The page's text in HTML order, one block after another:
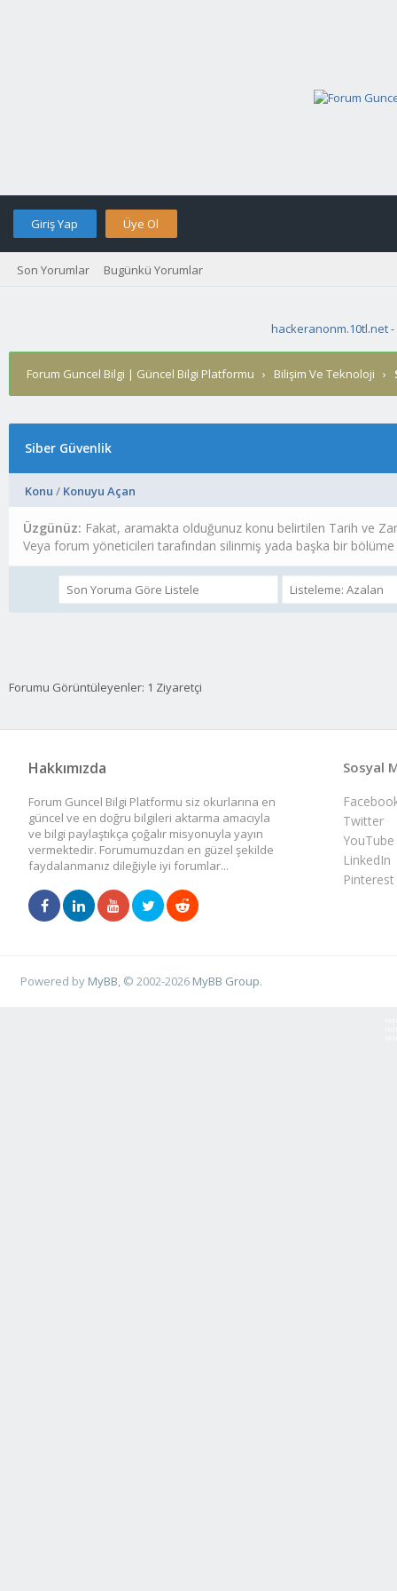
Giriş Yap Üye Ol
Son Yorumlar Bugünkü Yorumlar
hackeranonm.10tl.net
Forum Guncel Bilgi | Güncel Bilgi Platformu › Bilişim Ve Teknoloji ›
Siber Güvenlik
Konu / Konuyu Açan
Üzgünüz: Fakat, aramakta olduğunuz konu belirtilen Tarih ve
Veya forum yöneticileri tarafından silinmiş yada başka bir bölüme
Forumu Görüntüleyenler: 1 Ziyaretçi
Hakkımızda
Forum Guncel Bilgi Platformu siz okurlarına en
güncel ve en doğru bilgileri aktarma amacıyla
ve bilgi paylaştıkça çoğalır misyonuyla yayın
vermektedir. Forumumuzdan en güzel şekilde
faydalanmanız dileğiyle iyi forumlar...
Sosyal
Twitter
YouTube
LinkedIn
Pinterest
Powered by MyBB, © 2002-2026 MyBB Group.